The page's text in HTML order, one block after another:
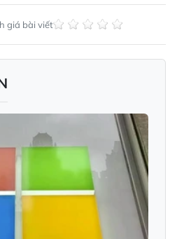
giá bài viết